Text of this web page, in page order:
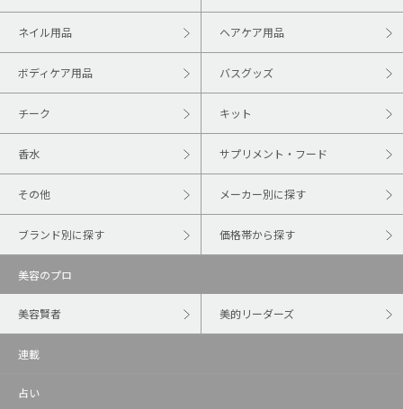
ネイル用品 ヘアケア用品
ボディケア用品 バスグッズ
チーク キット
香水 サプリメント・フード
その他 メーカー別に探す
ブランド別に探す 価格帯から探す
美容のプロ
美容賢者 美的リーダーズ
連載
占い